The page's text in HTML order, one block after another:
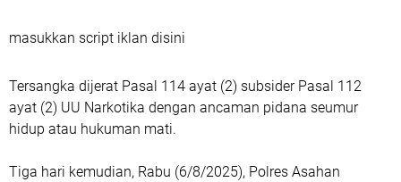
masukkan script iklan disini
Tersangka dijerat Pasal 114 ayat (2) subsider Pasal 112
ayat (2) UU Narkotika dengan ancaman pidana seumur
hidup atau hukuman mati.
Tiga hari kemudian, Rabu (6/8/2025), Polres Asahan